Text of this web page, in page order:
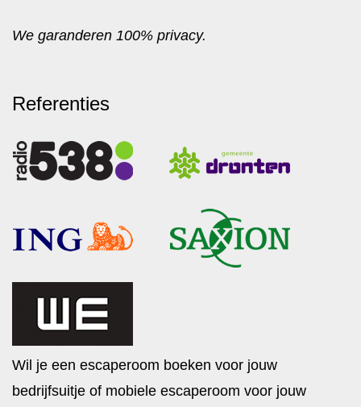
We garanderen 100% privacy.
Referenties
Wil je een escaperoom boeken voor jouw
bedrijfsuitje of mobiele escaperoom voor jouw